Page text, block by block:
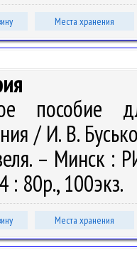
Места хранения
пособие
/ И. В.
– Минск :
: 80р., 100экз.
Места хранения